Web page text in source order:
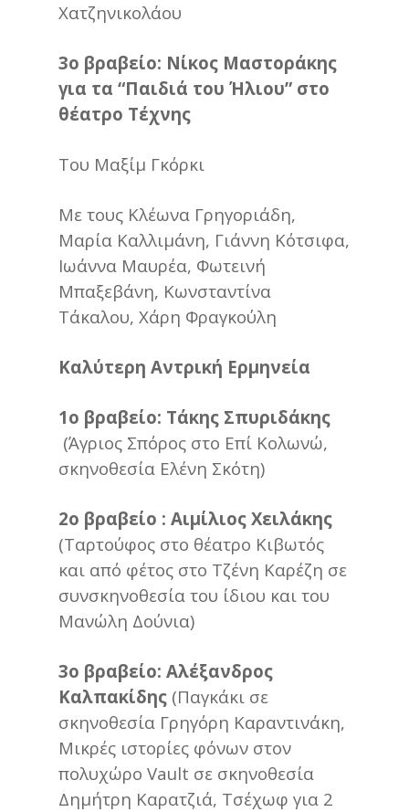
Χατζηνικολάου
3ο βραβείο: Νίκος Μαστοράκης
για τα “Παιδιά του Ήλιου” στο
θέατρο Τέχνης
Του Μαξίμ Γκόρκι
Με τους Κλέωνα Γρηγοριάδη,
Μαρία Καλλιμάνη, Γιάννη Κότσιφα,
Ιωάννα Μαυρέα, Φωτεινή
Μπαξεβάνη, Κωνσταντίνα
Τάκαλου, Χάρη Φραγκούλη
Καλύτερη Αντρική Ερμηνεία
1ο βραβείο: Τάκης Σπυριδάκης
(Άγριος Σπόρος στο Επί Κολωνώ,
σκηνοθεσία Ελένη Σκότη)
2ο βραβείο : Αιμίλιος Χειλάκης
(Ταρτούφος στο θέατρο Κιβωτός
και από φέτος στο Τζένη Καρέζη σε
συνσκηνοθεσία του ίδιου και του
Μανώλη Δούνια)
3ο βραβείο: Αλέξανδρος
Καλπακίδης (Παγκάκι σε
σκηνοθεσία Γρηγόρη Καραντινάκη,
Μικρές ιστορίες φόνων στον
πολυχώρο Vault σε σκηνοθεσία
Δημήτρη Καρατζιά, Τσέχωφ για 2